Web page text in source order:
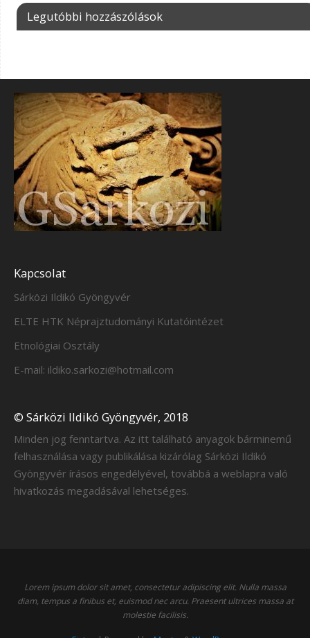
Legutóbbi hozzászólások
Kapcsolat
Sárközi Ildikó Gyöngyvér
ELTE HTK Néprajztudományi Kutatóintézet
Etnológiai Osztály
E-mail: ildiko.sarkozi@hotmail.com
© Sárközi Ildikó Gyöngyvér, 2018
Minden jog fenntartva. Az itt található anyagok bárminemű
felhasználása vagy publikálása kizárólag Sárközi Ildikó
Gyöngyvér írásos engedélyével, továbbá a weblapra való
hivatkozás megadásával lehetséges.
Lorem ipsum dolor sit amet, consectetur adipiscing elit. Nulla massa
diam, tempus a finibus et, euismod nec arcu. Praesent ultrices massa at
molestie facilisis.